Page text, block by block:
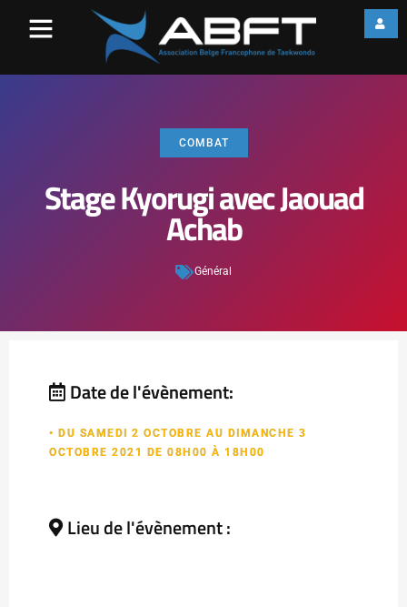
COMBAT
Stage Kyorugi avec Jaouad
Achab
Général
Date de l'évènement:
• DU SAMEDI 2 OCTOBRE AU DIMANCHE 3
OCTOBRE 2021 DE 08H00 À 18H00
Lieu de l'évènement :